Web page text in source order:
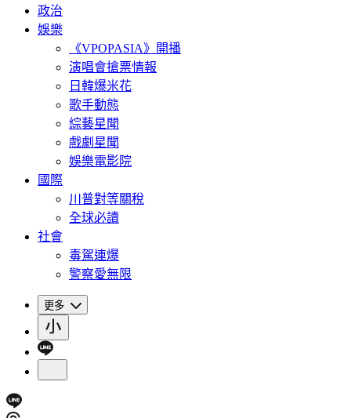
政治
娛樂
《VPOPASIA》開播
演唱會搶票情報
日韓爆米花
歌手動態
綜藝星聞
戲劇星聞
娛樂電影院
國際
川普對等關稅
全球必讀
社會
毒駕連爆
警察愛無限
更多